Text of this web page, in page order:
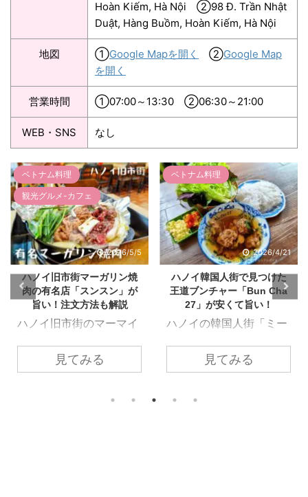
Hoàn Kiếm, Hà Nội ②98 Đ. Trần Nhật
Duật, Hàng Buồm, Hoàn Kiếm, Hà Nội
地図 ①Google Mapを開く ②Google Map
を開く
営業時間 ①07:00～13:30 ②06:30～21:00
WEB・SNS なし
ベトナム料理
2026/4/21
ハノイ韓国人街で見つけた
王道ブンチャー「Bun Cha
27」が安くて旨い！
ハノイの韓国人街「ミー
言えば、やはり圧倒的店
舗数を誇るのが韓国料理
肉気分じゃないなって時
見てみる
ベトナム料理
観光グルメ-カフェ
2026/4/16
【ハノイ】1日約5000個も売
れる!?ベトナムプリンとコ
コナッツアイスの有名店
「Kem Caramen Duong
Hoa」
ハノイの旧市街で、地元
の人なら誰もが知る「2
日になんと約5,000個、
見てみる